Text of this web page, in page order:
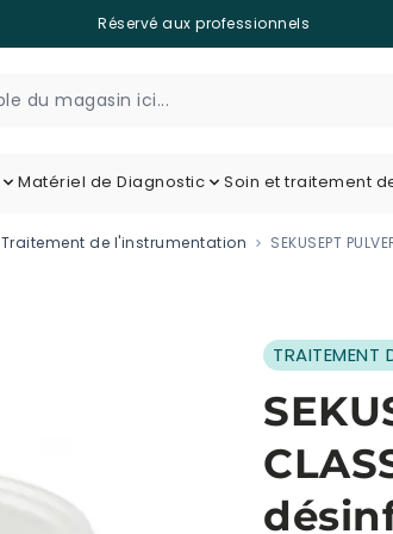
Réservé aux professionnels
Matériel de Diagnostic Soin et traitement
Traitement de l'instrumentation SEKUSEPT
TRAITEMENT